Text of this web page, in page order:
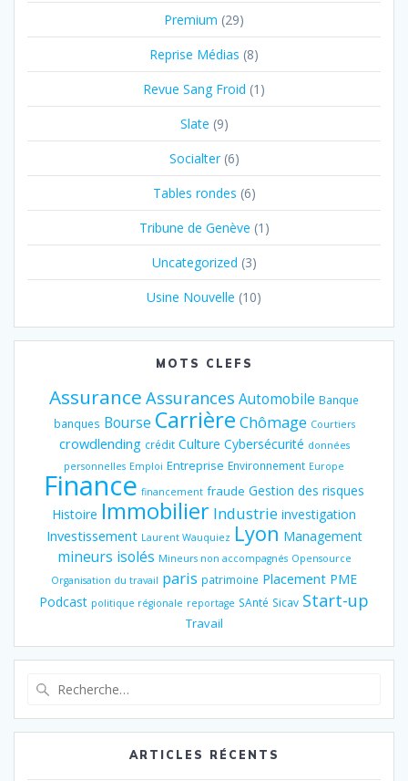
Premium (29)
Reprise Médias (8)
Revue Sang Froid (1)
Slate (9)
Socialter(6)
Tables rondes (6)
Tribune de Genève (1)
Uncategorized (3)
Usine Nouvelle (10)
MOTS CLEFS
Assurance Assurances Automobile Banque
banques Bourse Carrière Chômage Courtiers
crowdlending crédit Culture Cybersécurité données
personnelles Emploi Entreprise Environnement Europe
Finance financement fraude Gestion des risques
Histoire Immobilier Industrie investigation
Investissement Laurent Wauquiez Lyon Management
mineurs isolés Mineurs non accompagnés Opensource
Organisation du travail paris patrimoine Placement PME
Podcast politique régionale reportage SAnté Sicav Start-up
Travail
:
ARTICLES RÉCENTS